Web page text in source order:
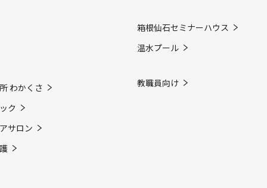
わかくさ
ク
サロン
箱根仙石セミナーハウス
温水プール
教職員向け